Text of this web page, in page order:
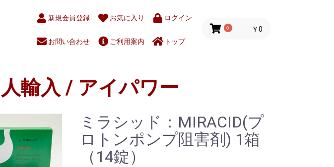
新規会員登録 お気に入り ログイン
お問い合わせ ご利用案内 トップ
0 ￥0
輸入 / アイパワー
ミラシッド：MIRACID(プ
ロトンポンプ阻害剤) 1箱
（14錠）